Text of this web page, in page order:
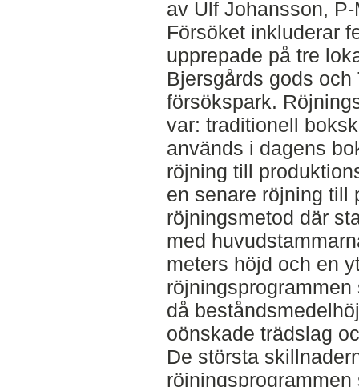
av Ulf Johansson,
Försöket inkluderar
upprepade på tre
Bjersgårds gods
försökspark.
var: traditionell
används i dagens
röjning till
en senare röjning till
röjningsmetod där
med
meters höjd och en
då
oönskade trädslag
De största